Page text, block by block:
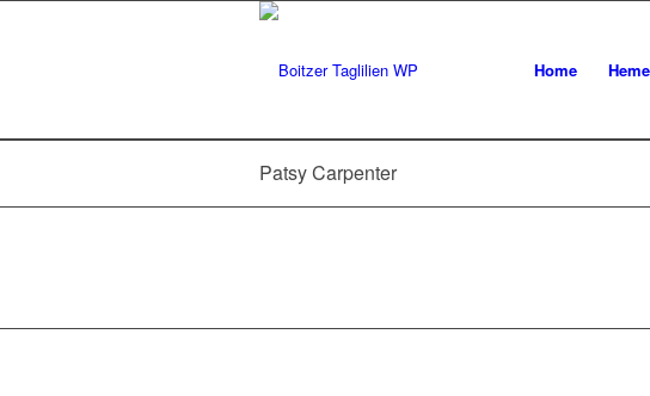
Home
Patsy Carpenter